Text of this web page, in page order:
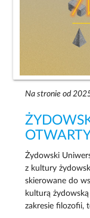
Na stronie od
Żydowski
z kultury
skierowane do
kulturą
zakresie filozofii,